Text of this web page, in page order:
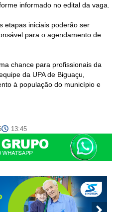
informado no edital da vaga.
etapas iniciais poderão ser
para o agendamento de
chance para profissionais da
da UPA de Biguaçu,
à população do município e
13:45